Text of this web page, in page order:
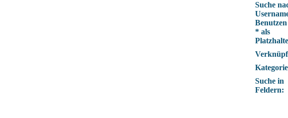
Suche
Benutzen
* als
Suche in
Feldern: